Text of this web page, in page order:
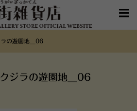

の遊園地__06
ジラの遊園地__06